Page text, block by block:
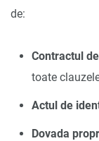
de:
Contractul
toate
Actul de
Dovada